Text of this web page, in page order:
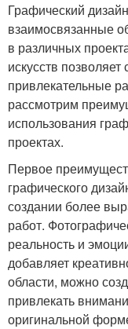
Графический
взаимосвязанные
в различных
искусств
привлекательные
рассмотрим
использования
проектах.
Первое
графического
создании более
работ.
реальность и
добавляет
области, можно
привлекать
оригинальной